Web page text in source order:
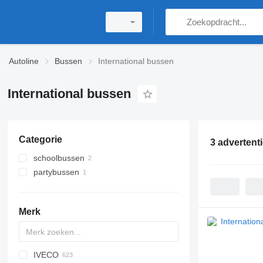
Autoline Bussen International bussen
International bussen
Categorie
schoolbussen
partybussen
Merk
D-093
A10
Probus
Maestro
Aura
Futura
SB
Ducato
E-series
BJ
KLQ
Liesse
IVECO
3